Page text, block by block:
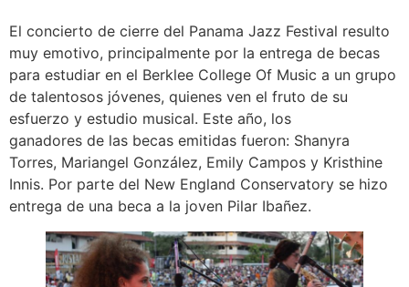
El concierto de cierre del Panama Jazz Festival resulto
muy emotivo, principalmente por la entrega de becas
para estudiar en el Berklee College Of Music a un grupo
de talentosos jóvenes, quienes ven el fruto de su
esfuerzo y estudio musical. Este año, los
ganadores de las becas emitidas fueron: Shanyra
Torres, Mariangel González, Emily Campos y Kristhine
Innis. Por parte del New England Conservatory se hizo
entrega de una beca a la joven Pilar Ibañez.